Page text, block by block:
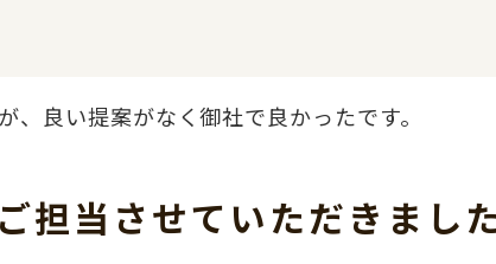
良い提案がなく御社で良かったです。
担当させていただきまし